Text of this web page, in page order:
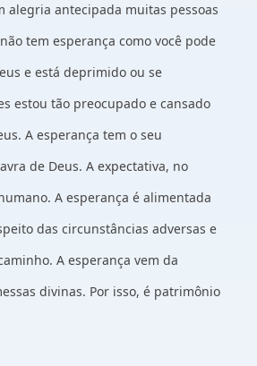
alegria antecipada muitas pessoas
tem esperança como você pode
e está deprimido ou se
estou tão preocupado e cansado
A esperança tem o seu
de Deus. A expectativa, no
A esperança é alimentada
das circunstâncias adversas e
A esperança vem da
divinas. Por isso, é patrimônio